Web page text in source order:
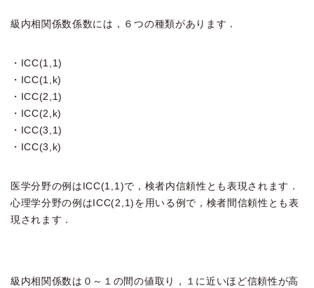
級内相関係数係数には，６つの種類があります．
・ICC(1,1)
・ICC(1,k)
・ICC(2,1)
・ICC(2,k)
・ICC(3,1)
・ICC(3,k)
医学分野の例はICC(1,1)で，検者内信頼性とも表現されます．
心理学分野の例はICC(2,1)を用いる例で，検者間信頼性とも表
現されます．
級内相関係数は０～１の間の値取り，１に近いほど信頼性が高